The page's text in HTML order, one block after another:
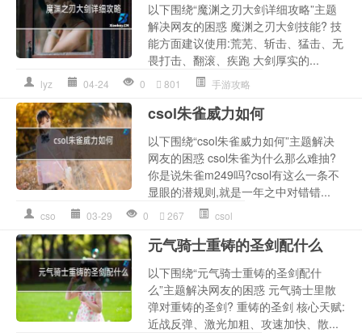
以下围绕“魔渊之刃大剑详细攻略”主题
解决网友的困惑 魔渊之刃大剑技能? 技
能方面建议使用:荒芜、斩击、猛击、无
畏打击、翻滚、疾跑 大剑厚实的...
lyz 04-24 0 801 手游攻略
csol朱雀威力如何
以下围绕“csol朱雀威力如何”主题解决
网友的困惑 csol朱雀为什么那么难抽?
你是说朱雀m249吗?csol有这么一条不
显眼的潜规则,就是一年之中对错错...
cso 03-29 0 267 csol
元气骑士重铸的圣剑配什么
以下围绕“元气骑士重铸的圣剑配什
么”主题解决网友的困惑 元气骑士里散
弹对重铸的圣剑? 重铸的圣剑 核心天赋:
近战反弹、激光加粗、攻速加快、散...